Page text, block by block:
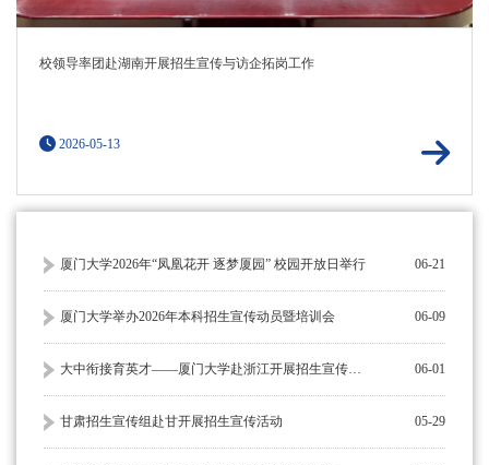
校领导率团赴湖南开展招生宣传与访企拓岗工作
2026-05-13
厦门大学2026年“凤凰花开 逐梦厦园” 校园开放日举行 06-21
厦门大学举办2026年本科招生宣传动员暨培训会 06-09
大中衔接育英才——厦门大学赴浙江开展招生宣传系列活动 06-01
甘肃招生宣传组赴甘开展招生宣传活动 05-29